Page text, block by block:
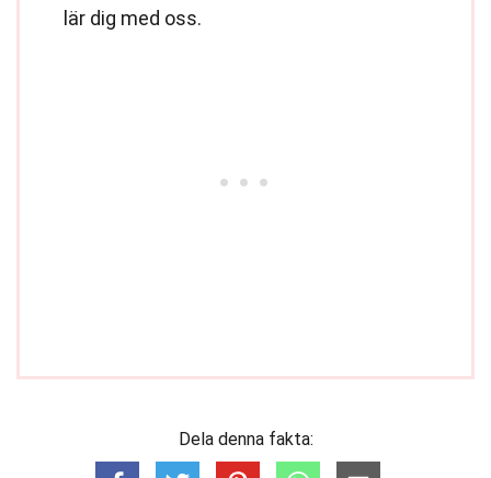
lär dig med oss.
Dela denna fakta: